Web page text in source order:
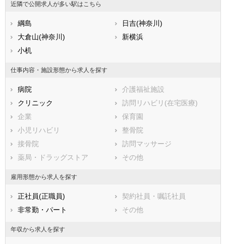
福岡県
佐賀県
熊本県
宮崎県
鹿児島県
横浜市港南区
横浜市緑区
横浜市瀬谷区
横浜市栄区
横浜市泉区
横浜市青葉区
川崎市中原区
川崎市高津区
川崎市多摩区
川崎市宮前区
川崎市麻生区
相模原市すべて
相模原市緑区
相模原市中央区
相模原市南区
市部
鎌倉市
藤沢市
小田原市
茅ヶ崎市
逗子市
近隣で公開求人が多い駅はこちら
綱島
日吉(神奈川)
大倉山(神奈川)
新横浜
小机
仕事内容・施設形態から求人を探す
病院
介護福祉施設
クリニック
訪問リハビリ(在宅医療)
企業
保育園
小児リハビリ
整骨院
接骨院
訪問マッサージ
薬局・ドラッグストア
その他
雇用形態から求人を探す
正社員(正職員)
契約社員・嘱託社員
非常勤・パート
その他
年収から求人を探す